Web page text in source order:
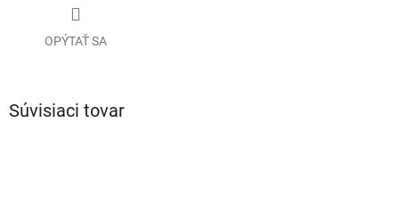
OPÝTAŤ SA
Súvisiaci tovar